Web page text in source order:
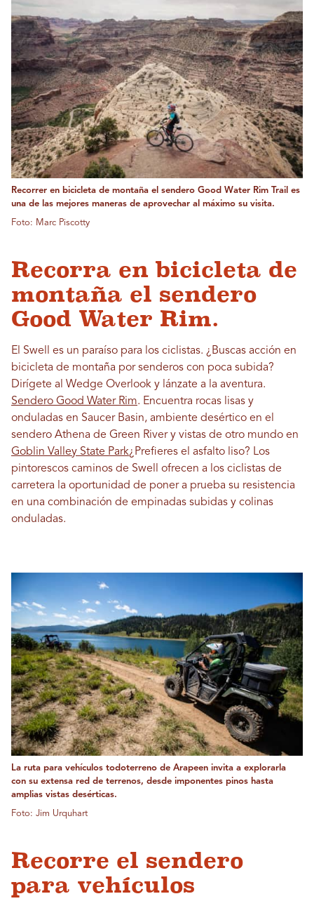
Recorrer en bicicleta de montaña el sendero Good Water Rim Trail es
una de las mejores maneras de aprovechar al máximo su visita.
Foto: Marc Piscotty
Recorra en bicicleta de
montaña el sendero
Good Water Rim.
El Swell es un paraíso para los ciclistas. ¿Buscas acción en
bicicleta de montaña por senderos con poca subida?
Dirígete al Wedge Overlook y lánzate a la aventura.
Sendero Good Water Rim. Encuentra rocas lisas y
onduladas en Saucer Basin, ambiente desértico en el
sendero Athena de Green River y vistas de otro mundo en
Goblin Valley State Park¿Prefieres el asfalto liso? Los
pintorescos caminos de Swell ofrecen a los ciclistas de
carretera la oportunidad de poner a prueba su resistencia
en una combinación de empinadas subidas y colinas
onduladas.
La ruta para vehículos todoterreno de Arapeen invita a explorarla
con su extensa red de terrenos, desde imponentes pinos hasta
amplias vistas desérticas.
Foto: Jim Urquhart
Recorre el sendero
para vehículos